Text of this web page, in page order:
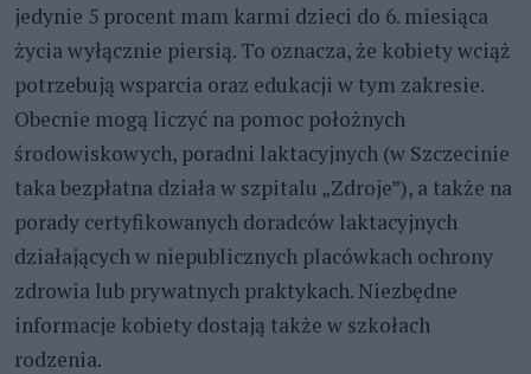
jedynie 5 procent mam karmi dzieci do 6. miesiąca
życia wyłącznie piersią. To oznacza, że kobiety wciąż
potrzebują wsparcia oraz edukacji w tym zakresie.
Obecnie mogą liczyć na pomoc położnych
środowiskowych, poradni laktacyjnych (w Szczecinie
taka bezpłatna działa w szpitalu „Zdroje”), a także na
porady certyfikowanych doradców laktacyjnych
działających w niepublicznych placówkach ochrony
zdrowia lub prywatnych praktykach. Niezbędne
informacje kobiety dostają także w szkołach
rodzenia.